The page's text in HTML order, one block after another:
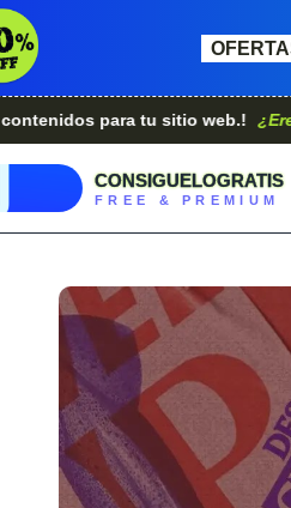
para tu sitio web.! ¿Eres
CONSIGUELOGRATIS
FREE & PREMIUM